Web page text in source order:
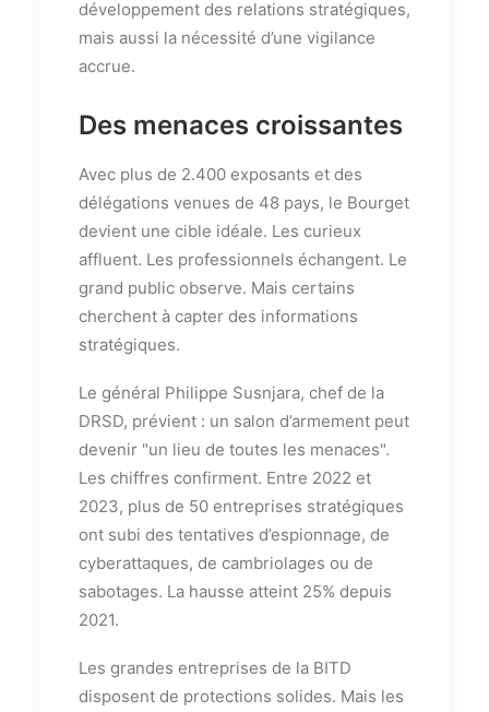
développement des relations stratégiques,
mais aussi la nécessité d’une vigilance
accrue.
Des menaces croissantes
Avec plus de 2.400 exposants et des
délégations venues de 48 pays, le Bourget
devient une cible idéale. Les curieux
affluent. Les professionnels échangent. Le
grand public observe. Mais certains
cherchent à capter des informations
stratégiques.
Le général Philippe Susnjara, chef de la
DRSD, prévient : un salon d’armement peut
devenir "un lieu de toutes les menaces".
Les chiffres confirment. Entre 2022 et
2023, plus de 50 entreprises stratégiques
ont subi des tentatives d’espionnage, de
cyberattaques, de cambriolages ou de
sabotages. La hausse atteint 25% depuis
2021.
Les grandes entreprises de la BITD
disposent de protections solides. Mais les